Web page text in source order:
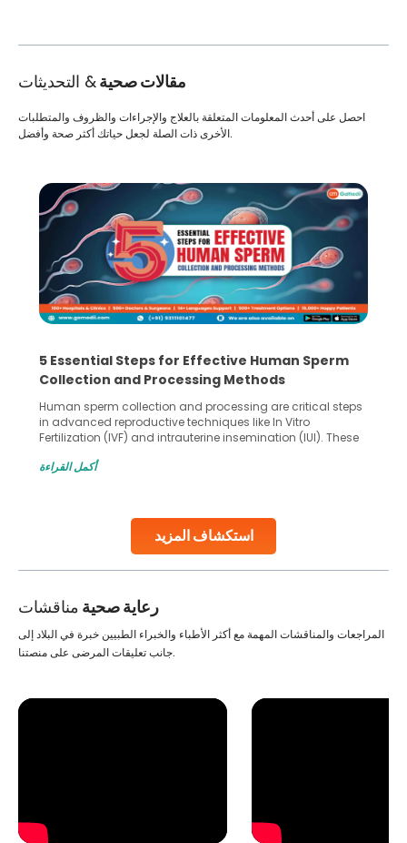
مقالات صحية& التحديثات
استكشاف المزيد
احصل على أحدث المعلومات المتعلقة بالعلاج والإجراءات والظروف والمتطلبات
الأخرى ذات الصلة لجعل حياتك أكثر صحة وأفضل.
5 Essential Steps for Effective Human Sperm
Collection and Processing Methods
Human sperm collection and processing are critical steps
in advanced reproductive techniques like In Vitro
Fertilization (IVF) and intrauterine insemination (IUI). These
challenges and help couples achieve their dream of
collected, they process the
أكمل القراءة
رعاية صحية مناقشات
المراجعات والمناقشات المهمة مع أكثر الأطباء والخبراء الطبيين خبرة في البلاد إلى
جانب تعليقات المرضى على منصتنا.